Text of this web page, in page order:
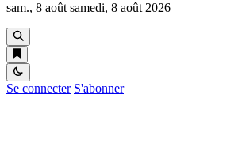
sam., 8 août samedi, 8 août 2026
Se connecter S'abonner